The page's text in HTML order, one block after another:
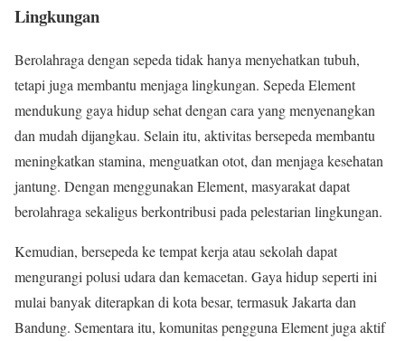
Lingkungan
Berolahraga dengan sepeda tidak hanya menyehatkan tubuh,
tetapi juga membantu menjaga lingkungan. Sepeda Element
mendukung gaya hidup sehat dengan cara yang menyenangkan
dan mudah dijangkau. Selain itu, aktivitas bersepeda membantu
meningkatkan stamina, menguatkan otot, dan menjaga kesehatan
jantung. Dengan menggunakan Element, masyarakat dapat
berolahraga sekaligus berkontribusi pada pelestarian lingkungan.
Kemudian, bersepeda ke tempat kerja atau sekolah dapat
mengurangi polusi udara dan kemacetan. Gaya hidup seperti ini
mulai banyak diterapkan di kota besar, termasuk Jakarta dan
Bandung. Sementara itu, komunitas pengguna Element juga aktif